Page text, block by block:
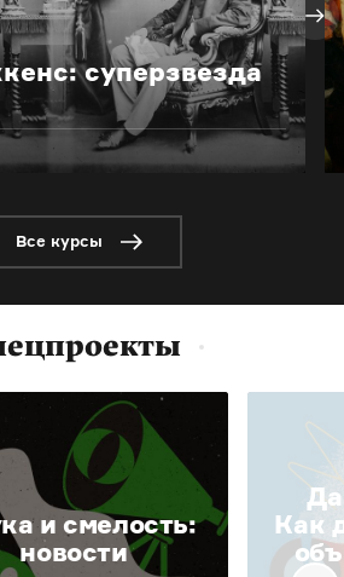
суперзвезда
Все курсы
и смелость:
новости
Да
Как